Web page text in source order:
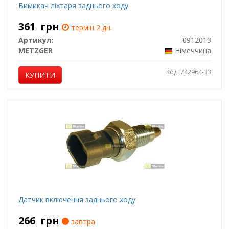
Вимикач ліхтаря заднього ходу
361 грн
термін 2 дн.
Артикул:
0912013
METZGER
Німеччина
КУПИТИ Код: 742964-33
Датчик включення заднього ходу
266 грн
завтра